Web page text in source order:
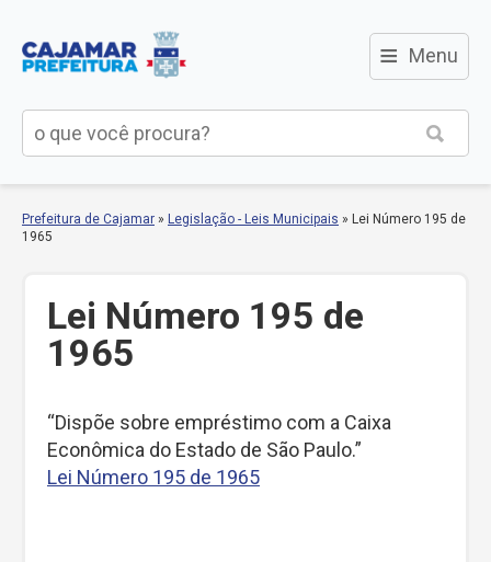
≡ Menu
Prefeitura de Cajamar » Legislação - Leis Municipais » Lei Número 195 de
1965
Lei Número 195 de
1965
“Dispõe sobre empréstimo com a Caixa
Econômica do Estado de São Paulo.”
Lei Número 195 de 1965